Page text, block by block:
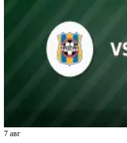
7 авг